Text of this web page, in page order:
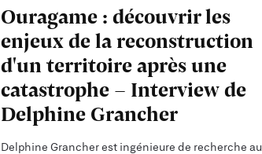
Ouragame : découvrir les
enjeux de la reconstruction
d'un territoire après une
catastrophe - Interview de
Delphine Grancher
Delphine Grancher est ingénieure de recherche au